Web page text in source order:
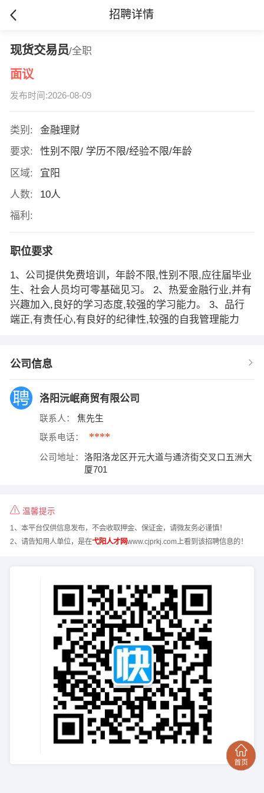
招聘详情
现货交易员/全职
面议
发布时间:2026-08-09
类别:
金融理财
要求:
性别不限/ 学历不限/经验不限/年龄
区域:
宜阳
人数:
10人
福利:
职位要求
1、公司提供免费培训，年龄不限,性别不限,应往届毕业
生、社会人员均可零基础见习。 2、热爱金融行业,并有
兴趣加入,良好的学习态度,较强的学习能力。 3、品行
端正,有责任心,有良好的纪律性,较强的自我管理能力
公司信息
洛阳沅岷商贸有限公司
联系人： 焦先生
联系电话： ****
公司地址：
洛阳洛龙区开元大道与通济街交叉口五洲大
厦701
温馨提示
1、本平台仅供信息发布，不会收取押金、保证金，请微友务必谨慎！
2、请告知用人单位，是在弋阳人才网www.cjprkj.com上看到该招聘信息的！